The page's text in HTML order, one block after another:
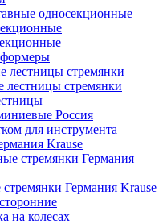
односекционные
лестницы стремянки
лестницы стремянки
Россия
для инструмента
Krause
стремянки Германия
Германия Krause
на колесах